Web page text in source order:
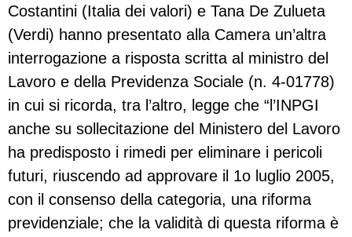
Costantini (Italia dei valori) e Tana De Zulueta
(Verdi) hanno presentato alla Camera un’altra
interrogazione a risposta scritta al ministro del
Lavoro e della Previdenza Sociale (n. 4-01778)
in cui si ricorda, tra l’altro, legge che “l’INPGI
anche su sollecitazione del Ministero del Lavoro
ha predisposto i rimedi per eliminare i pericoli
futuri, riuscendo ad approvare il 1o luglio 2005,
con il consenso della categoria, una riforma
previdenziale; che la validità di questa riforma è